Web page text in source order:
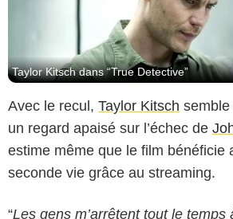
Taylor Kitsch dans “True Detective”
Avec le recul, Taylor Kitsch semble
un regard apaisé sur l’échec de
estime même que le film bénéficie
seconde vie grâce au streaming.
“Les gens m’arrêtent tout le temps